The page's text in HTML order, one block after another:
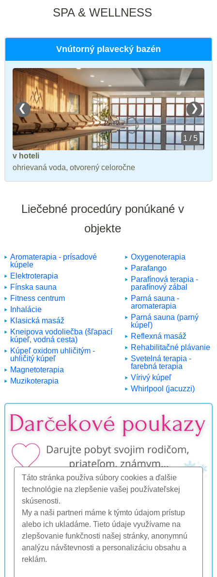
Táto stránka používa súbory cookies a ďalšie
technológie na zlepšenie vašej používateľskej
skúsenosti.
My a naši partneri máme k týmto údajom prístup
alebo ich ukladáme. Tieto údaje využívame na
zlepšovanie funkčnosti našej stránky, anonymnú
analýzu návštevnosti a personalizáciu obsahu a
reklám.
SPA & WELLNESS
Vnútorný plavecký bazén
❮ ❯
1 / 5
v hoteli
ohrievaná voda, otvorený celoročne
Liečebné procedúry ponúkané v
objekte
Aromaterapia - prísadové
kúpele
Elektroterapia
Fínska sauna
Fitness centrum
Inhalácie
Klasická masáž
Kneipova vodoliečba (šľapací
kúpeľ, vodná cesta)
Kúpeľ oxidom uhličitým -
uhličitý kúpeľ
Magnetoterapia
Muzikoterapia
Oxygenoterapia
Parafango
Parafínová terapia -
parafínový zábal
Parná sauna -
aromaterapia
Parná sauna (parný
kúpeľ)
Reflexná masáž
Rehabilitačné plávanie
Svetelná terapia -
farebná terapia
Vírivý kúpeľ
Whirlpool (jacuzzi)